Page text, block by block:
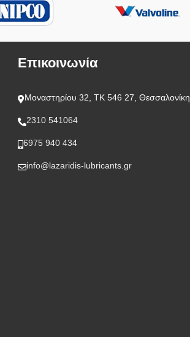
Επικοινωνία
Μοναστηρίου 32, ΤΚ 546 27, Θεσσαλονίκη
2310 541064
6975 940 434
info@lazaridis-lubricants.gr